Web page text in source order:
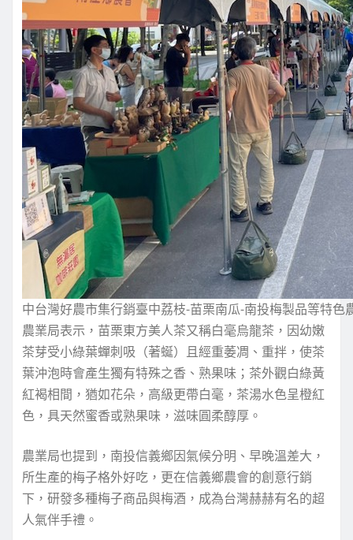
中台灣好農市集行銷臺中荔枝-苗栗南瓜-南投梅製品等特色
農業局表示，苗栗東方美人茶又稱白毫烏龍茶，因幼嫩
茶芽受小綠葉蟬刺吸（著蜒）且經重萎凋、重拌，使茶
葉沖泡時會產生獨有特殊之香、熟果味；茶外觀白綠黃
紅褐相間，猶如花朵，高級更帶白毫，茶湯水色呈橙紅
色，具天然蜜香或熟果味，滋味圓柔醇厚。
農業局也提到，南投信義鄉因氣候分明、早晚溫差大，
所生產的梅子格外好吃，更在信義鄉農會的創意行銷
下，研發多種梅子商品與梅酒，成為台灣赫赫有名的超
人氣伴手禮。